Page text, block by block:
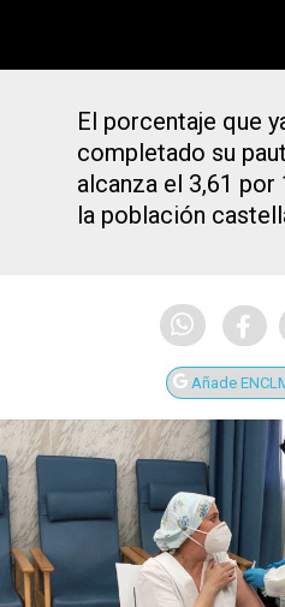
El porcentaje que
completado su
alcanza el 3,61
la población
Añade